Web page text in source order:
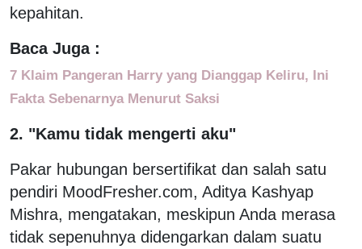
kepahitan.
Baca Juga :
7 Klaim Pangeran Harry yang Dianggap Keliru, Ini
Fakta Sebenarnya Menurut Saksi
2. "Kamu tidak mengerti aku"
Pakar hubungan bersertifikat dan salah satu
pendiri MoodFresher.com, Aditya Kashyap
Mishra, mengatakan, meskipun Anda merasa
tidak sepenuhnya didengarkan dalam suatu